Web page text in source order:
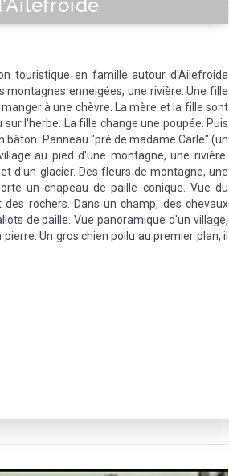
touristique en famille autour d'Ailefroide
montagnes enneigées, une rivière. Une fille
à une chèvre. La mère et la fille sont
sur l'herbe. La fille change une poupée. Puis
bâton. Panneau "pré de madame Carle" (un
au pied d'une montagne, une rivière.
d'un glacier. Des fleurs de montagne, une
un chapeau de paille conique. Vue du
rochers. Dans un champ, des chevaux
de paille. Vue panoramique d'un village,
Un gros chien poilu au premier plan, il